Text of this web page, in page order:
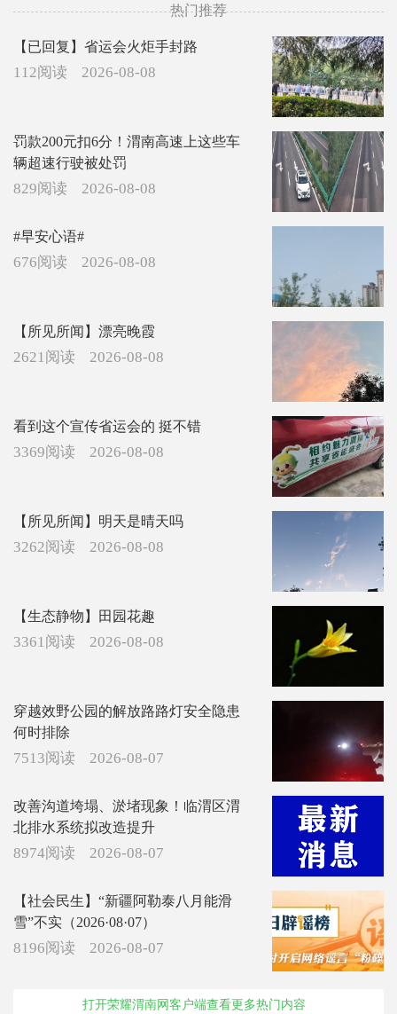
热门推荐
【已回复】省运会火炬手封路
112阅读 2026-08-08
罚款200元扣6分！渭南高速上这些车
辆超速行驶被处罚
829阅读 2026-08-08
#早安心语#
676阅读 2026-08-08
【所见所闻】漂亮晚霞
2621阅读 2026-08-08
看到这个宣传省运会的 挺不错
3369阅读 2026-08-08
【所见所闻】明天是晴天吗
3262阅读 2026-08-08
【生态静物】田园花趣
3361阅读 2026-08-08
穿越效野公园的解放路路灯安全隐患
何时排除
7513阅读 2026-08-07
改善沟道垮塌、淤堵现象！临渭区渭
北排水系统拟改造提升
8974阅读 2026-08-07
【社会民生】“新疆阿勒泰八月能滑
雪”不实（2026·08·07）
8196阅读 2026-08-07
打开荣耀渭南网客户端查看更多热门内容